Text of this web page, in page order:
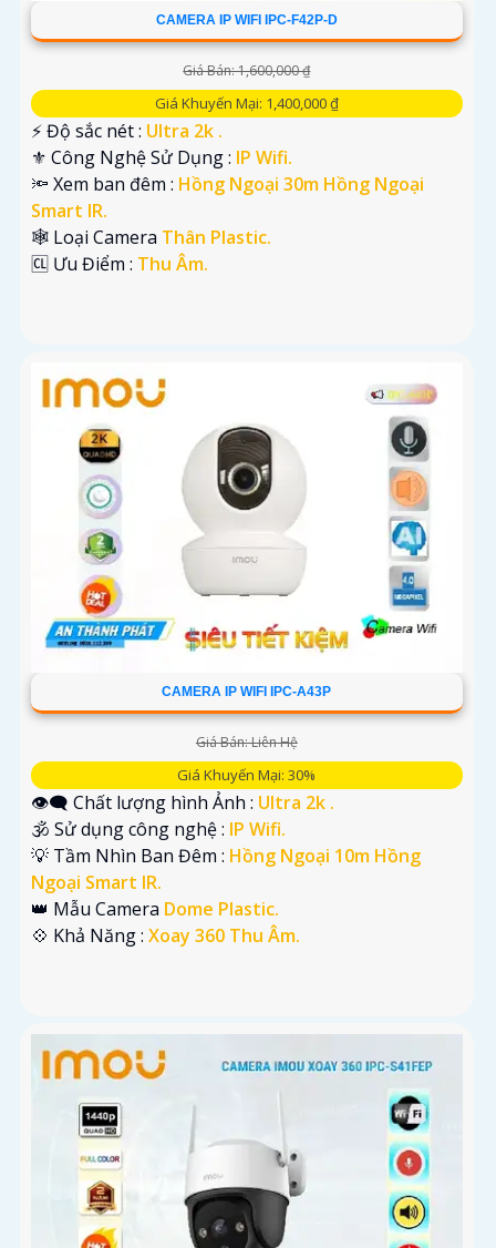
CAMERA IP WIFI IPC-F42P-D
Giá Bán: 1,600,000 ₫
Giá Khuyến Mại: 1,400,000 ₫
️⚡ Độ sắc nét : Ultra 2k .
⚜️ Công Nghệ Sử Dụng : IP Wifi.
🔦 Xem ban đêm : Hồng Ngoại 30m Hồng Ngoại
Smart IR.
🕸️ Loại Camera Thân Plastic.
️🆑 Ưu Điểm : Thu Âm.
CAMERA IP WIFI IPC-A43P
Giá Bán: Liên Hệ
Giá Khuyến Mại: 30%
👁️‍🗨 Chất lượng hình Ảnh : Ultra 2k .
🕉️ Sử dụng công nghệ : IP Wifi.
💡 Tầm Nhìn Ban Đêm : Hồng Ngoại 10m Hồng
Ngoại Smart IR.
👑 Mẫu Camera Dome Plastic.
️💠 Khả Năng : Xoay 360 Thu Âm.